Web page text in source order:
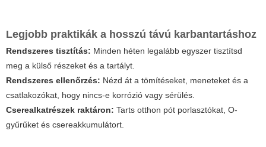
Legjobb praktikák a hosszú távú karbantartáshoz
Rendszeres tisztítás: Minden héten legalább egyszer tisztítsd
meg a külső részeket és a tartályt.
Rendszeres ellenőrzés: Nézd át a tömítéseket, meneteket és a
csatlakozókat, hogy nincs-e korrózió vagy sérülés.
Cserealkatrészek raktáron: Tarts otthon pót porlasztókat, O-
gyűrűket és csereakkumulátort.